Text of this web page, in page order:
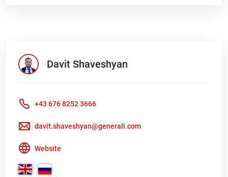
Davit Shaveshyan
+43 676 8252 3666
davit.shaveshyan@generali.com
Website